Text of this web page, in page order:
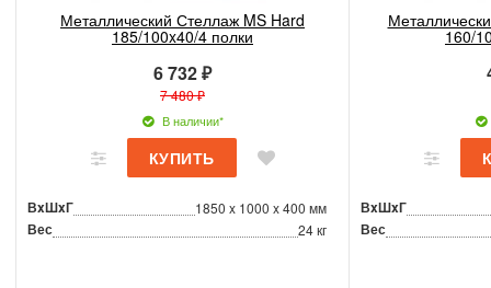
Металлический Стеллаж MS Hard
185/100x40/4 полки
6 732 ₽
7 480 ₽
В наличии*
ВxШxГ 1850 x 1000 x 400 мм
Вес 24 кг
160/
ВxШxГ
Вес